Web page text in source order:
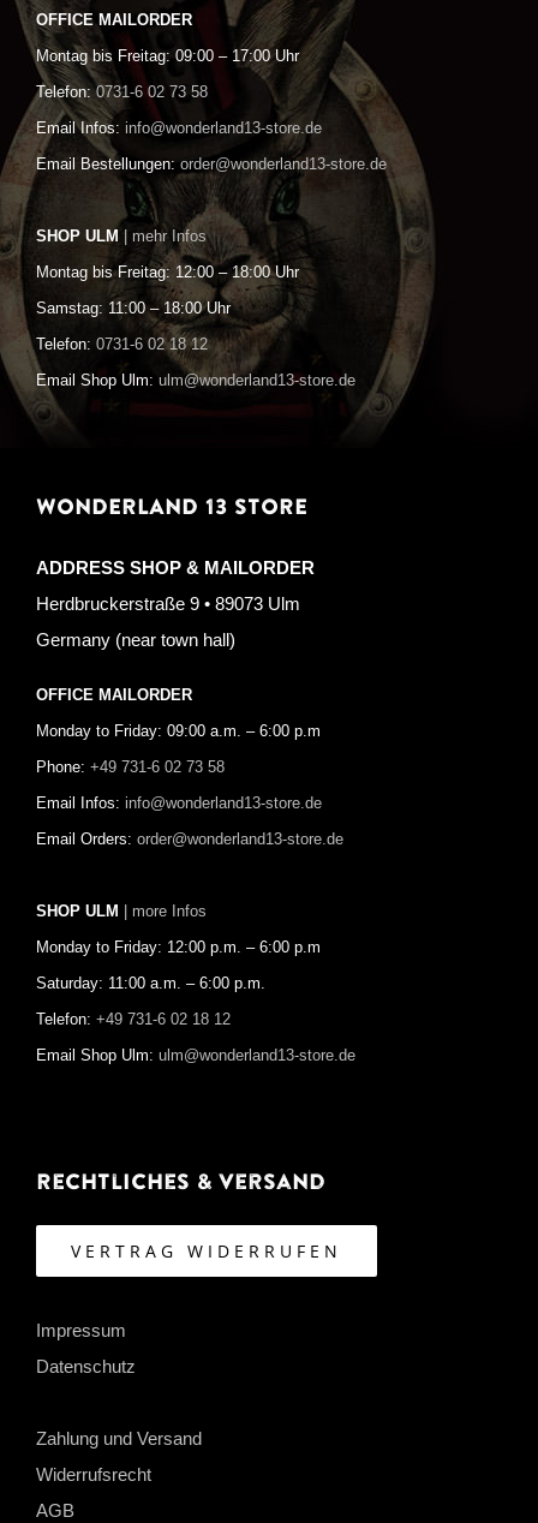
OFFICE MAILORDER
Montag bis Freitag: 09:00 – 17:00 Uhr
Telefon: 0731-6 02 73 58
Email Infos: info@wonderland13-store.de
Email Bestellungen: order@wonderland13-store.de
SHOP ULM | mehr Infos
Montag bis Freitag: 12:00 – 18:00 Uhr
Samstag: 11:00 – 18:00 Uhr
Telefon: 0731-6 02 18 12
Email Shop Ulm: ulm@wonderland13-store.de
WONDERLAND 13 STORE
ADDRESS SHOP & MAILORDER
Herdbruckerstraße 9 • 89073 Ulm
Germany (near town hall)
OFFICE MAILORDER
Monday to Friday: 09:00 a.m. – 6:00 p.m
Phone: +49 731-6 02 73 58
Email Infos: info@wonderland13-store.de
Email Orders: order@wonderland13-store.de
SHOP ULM | more Infos
Monday to Friday: 12:00 p.m. – 6:00 p.m
Saturday: 11:00 a.m. – 6:00 p.m.
Telefon: +49 731-6 02 18 12
Email Shop Ulm: ulm@wonderland13-store.de
Rechtliches & Versand
VERTRAG WIDERRUFEN
Impressum
Datenschutz
Zahlung und Versand
Widerrufsrecht
AGB